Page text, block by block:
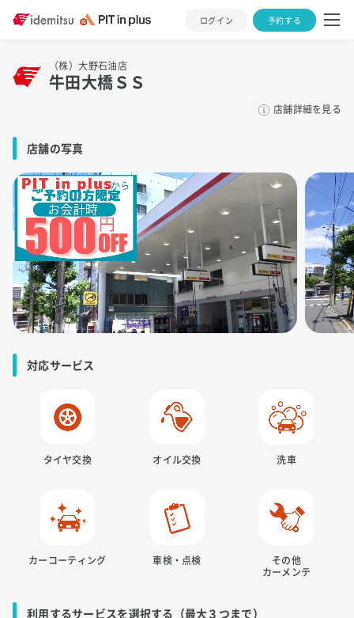
ログイン 予約する
（株）大野石油店
牛田大橋ＳＳ
店舗詳細を見る
店舗の写真
対応サービス
タイヤ交換 オイル交換 洗車
カーコーティング 車検・点検
その他
カーメンテ
利用するサービスを選択する（最大３つまで）